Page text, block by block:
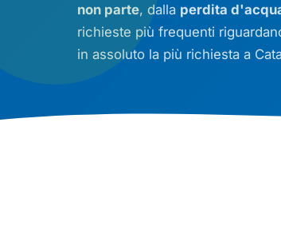
non parte, dalla perdita
richieste più frequenti
in assoluto la più richiesta a